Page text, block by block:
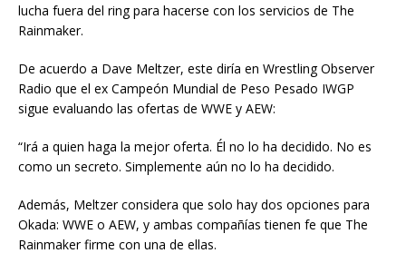
lucha fuera del ring para hacerse con los servicios de The
Rainmaker.
De acuerdo a Dave Meltzer, este diría en Wrestling Observer
Radio que el ex Campeón Mundial de Peso Pesado IWGP
sigue evaluando las ofertas de WWE y AEW:
“Irá a quien haga la mejor oferta. Él no lo ha decidido. No es
como un secreto. Simplemente aún no lo ha decidido.
Además, Meltzer considera que solo hay dos opciones para
Okada: WWE o AEW, y ambas compañías tienen fe que The
Rainmaker firme con una de ellas.